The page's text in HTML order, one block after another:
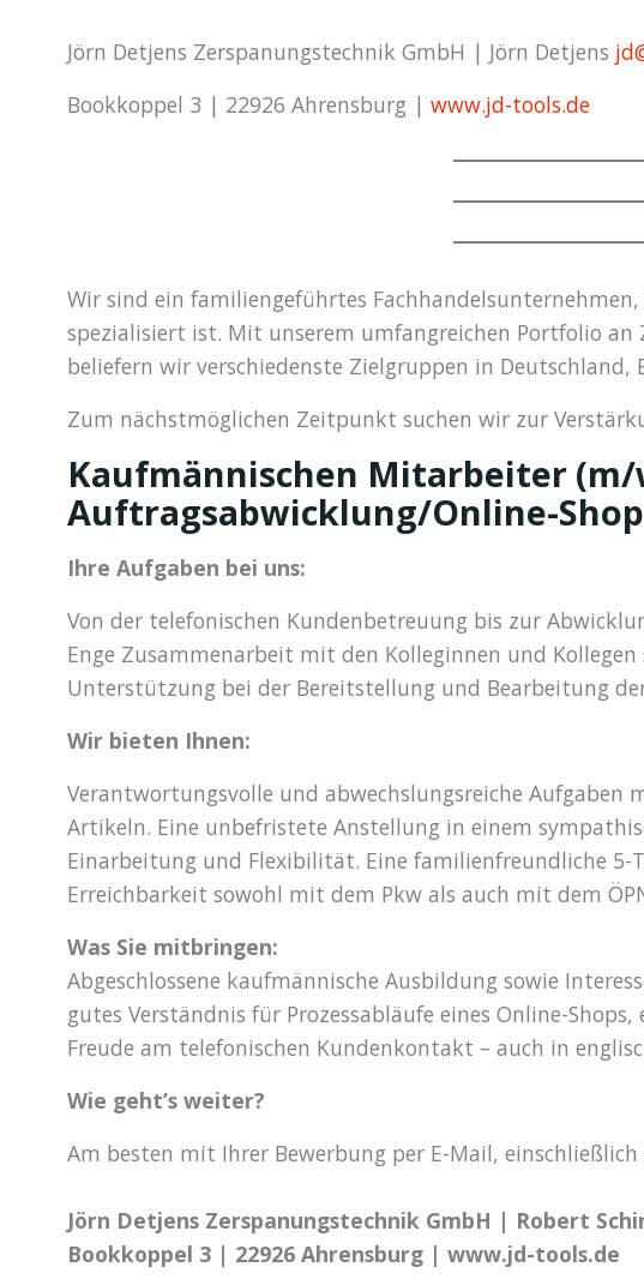
Jörn Detjens Zerspanungstechnik GmbH | Jörn Detjens
Bookkoppel 3 | 22926 Ahrensburg | www.jd-tools.de
Wir sind ein familiengeführtes
spezialisiert ist. Mit unserem umfangreichen Portfolio an
beliefern wir verschiedenste Zielgruppen in Deutschland,
Zum nächstmöglichen Zeitpunkt suchen wir zur
Kaufmännischen Mitarbeiter
Auftragsabwicklung/Online-Shop
Ihre Aufgaben bei uns:
Von der telefonischen Kundenbetreuung bis zur
Enge Zusammenarbeit mit den Kolleginnen und
Unterstützung bei der Bereitstellung und Bearbeitung
Wir bieten Ihnen:
Verantwortungsvolle und abwechslungsreiche
Artikeln. Eine unbefristete Anstellung in einem
Einarbeitung und Flexibilität. Eine familienfreundliche 5-
Erreichbarkeit sowohl mit dem Pkw als auch mit dem
Was Sie mitbringen:
Abgeschlossene kaufmännische Ausbildung sowie
gutes Verständnis für Prozessabläufe eines Online-
Freude am telefonischen Kundenkontakt – auch in
Wie geht’s weiter?
Am besten mit Ihrer Bewerbung per E-Mail,
Jörn Detjens Zerspanungstechnik GmbH | Robert
Bookkoppel 3 | 22926 Ahrensburg | www.jd-tools.de